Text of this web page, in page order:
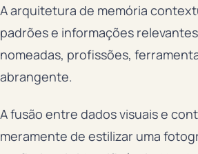
A arquitetura de memória
padrões e informações
nomeadas, profissões,
abrangente.
A fusão entre dados visuais e
meramente de estilizar uma